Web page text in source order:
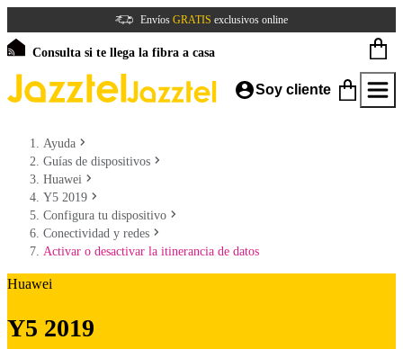
Envíos GRATIS exclusivos online
Consulta si te llega la fibra a casa
Soy cliente
Ayuda
Guías de dispositivos
Huawei
Y5 2019
Configura tu dispositivo
Conectividad y redes
Activar o desactivar la itinerancia de datos
Huawei
Y5 2019